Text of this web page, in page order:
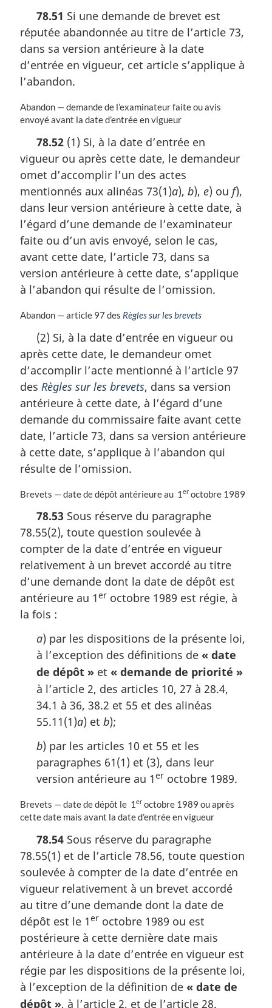
e
m
r
g
n
a
:
78.51 Si une demande de brevet est
réputée abandonnée au titre de l’article 73,
dans sa version antérieure à la date
d’entrée en vigueur, cet article s’applique à
l’abandon.
N
o
m
a
g
i
n
a
l
e
:
Abandon — demande de l’examinateur faite ou avis
envoyé avant la date d’entrée en vigueur
78.52 (1) Si, à la date d’entrée en
vigueur ou après cette date, le demandeur
omet d’accomplir l’un des actes
mentionnés aux alinéas 73(1)a), b), e) ou f),
dans leur version antérieure à cette date, à
l’égard d’une demande de l’examinateur
faite ou d’un avis envoyé, selon le cas,
avant cette date, l’article 73, dans sa
version antérieure à cette date, s’applique
à l’abandon qui résulte de l’omission.
N
e
m
r
g
i
a
l
e
Abandon — article 97 des Règles sur les brevets
(2) Si, à la date d’entrée en vigueur ou
après cette date, le demandeur omet
d’accomplir l’acte mentionné à l’article 97
des Règles sur les brevets, dans sa version
antérieure à cette date, à l’égard d’une
demande du commissaire faite avant cette
date, l’article 73, dans sa version antérieure
à cette date, s’applique à l’abandon qui
résulte de l’omission.
N
e
m
r
g
i
n
a
Brevets — date de dépôt antérieure au 1 er octobre 1989
78.53 Sous réserve du paragraphe
78.55(2), toute question soulevée à
compter de la date d’entrée en vigueur
relativement à un brevet accordé au titre
d’une demande dont la date de dépôt est
antérieure au 1er octobre 1989 est régie, à
la fois :
a) par les dispositions de la présente loi,
à l’exception des définitions de « date
de dépôt » et « demande de priorité »
à l’article 2, des articles 10, 27 à 28.4,
34.1 à 36, 38.2 et 55 et des alinéas
55.11(1)a) et b);
b) par les articles 10 et 55 et les
paragraphes 61(1) et (3), dans leur
version antérieure au 1er octobre 1989.
N
o
m
a
g
i
n
l
e
:
Brevets — date de dépôt le 1 er octobre 1989 ou après
cette date mais avant la date d’entrée en vigueur
78.54 Sous réserve du paragraphe
78.55(1) et de l’article 78.56, toute question
soulevée à compter de la date d’entrée en
vigueur relativement à un brevet accordé
au titre d’une demande dont la date de
dépôt est le 1er octobre 1989 ou est
postérieure à cette dernière date mais
antérieure à la date d’entrée en vigueur est
régie par les dispositions de la présente loi,
à l’exception de la définition de « date de
dépôt », à l’article 2, et de l’article 28.